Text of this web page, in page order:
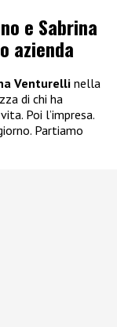
e Sabrina
azienda
Venturelli nella
di chi ha
Poi l’impresa.
Partiamo